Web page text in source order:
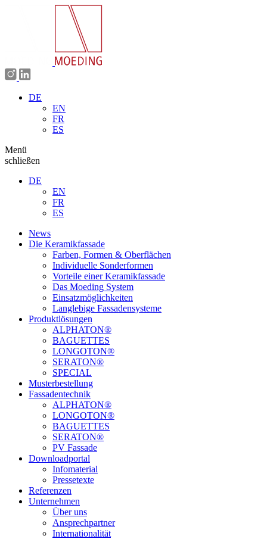
DE
EN
FR
ES
Menü
schließen
DE
EN
FR
ES
News
Die Keramikfassade
Farben, Formen & Oberflächen
Individuelle Sonderformen
Vorteile einer Keramikfassade
Das Moeding System
Einsatzmöglichkeiten
Langlebige Fassadensysteme
Produktlösungen
ALPHATON®
BAGUETTES
LONGOTON®
SERATON®
SPECIAL
Musterbestellung
Fassadentechnik
ALPHATON®
LONGOTON®
BAGUETTES
SERATON®
PV Fassade
Downloadportal
Infomaterial
Pressetexte
Referenzen
Unternehmen
Über uns
Ansprechpartner
Internationalität